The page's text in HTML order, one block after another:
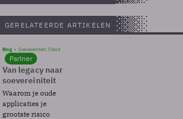
GERELATEERDE ARTIKELEN
Blog Soevereinteit, Cloud
Partner
Van legacy naar
soevereiniteit
Waarom je oude
applicaties je
grootste risico